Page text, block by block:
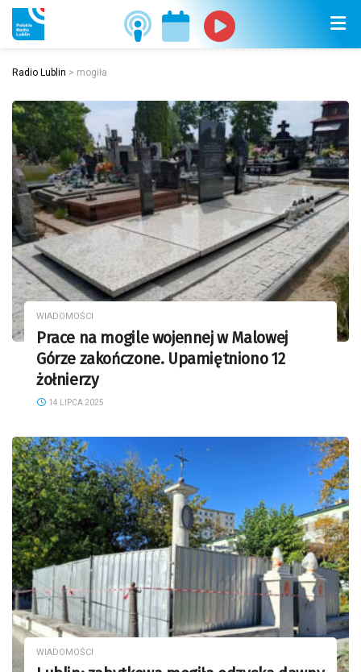
Radio Lublin > mogiła
WIADOMOŚCI
Prace na mogile wojennej w Malowej
Górze zakończone. Upamiętniono 12
żołnierzy
14 LIPCA 2025
WIADOMOŚCI